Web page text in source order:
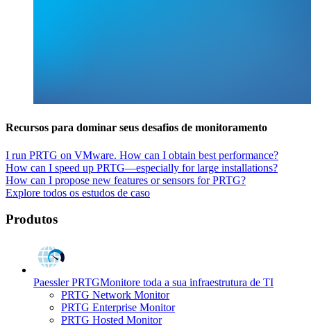
Recursos para dominar seus desafios de monitoramento
I run PRTG on VMware. How can I obtain best performance?
How can I speed up PRTG—especially for large installations?
How can I propose new features or sensors for PRTG?
Explore todos os estudos de caso
Produtos
Paessler PRTGMonitore toda a sua infraestrutura de TI
PRTG Network Monitor
PRTG Enterprise Monitor
PRTG Hosted Monitor